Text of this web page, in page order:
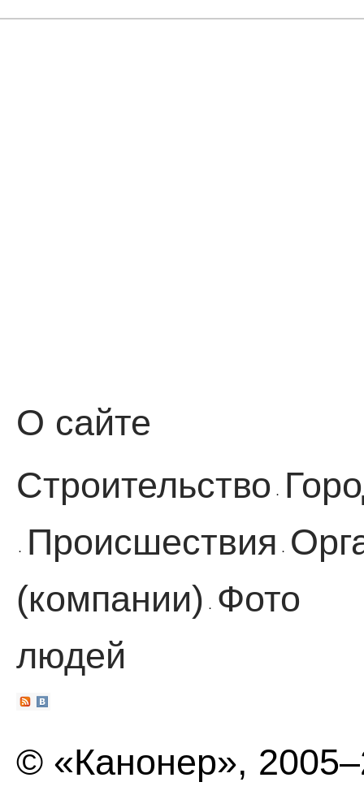
О сайте
Строительство ·
· Происшествия ·
(компании)
·
Фото
людей
© «Канонер»,